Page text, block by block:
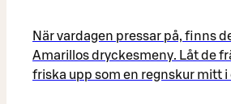
När vardagen pressar på, finns
Amarillos dryckesmeny. Låt de
friska upp som en regnskur mitt i